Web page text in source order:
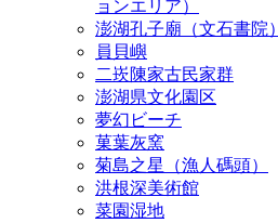
ョンエリア）
澎湖孔子廟（文石書院）
員貝嶼
二崁陳家古民家群
澎湖県文化園区
夢幻ビーチ
菓葉灰窯
菊島之星（漁人碼頭）
洪根深美術館
菜園湿地